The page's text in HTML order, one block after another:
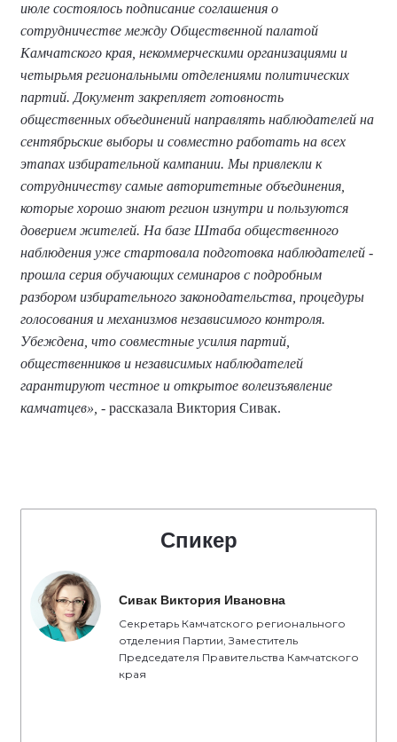
июле состоялось подписание соглашения о
сотрудничестве между Общественной палатой
Камчатского края, некоммерческими организациями и
четырьмя региональными отделениями политических
партий. Документ закрепляет готовность
общественных объединений направлять наблюдателей на
сентябрьские выборы и совместно работать на всех
этапах избирательной кампании. Мы привлекли к
сотрудничеству самые авторитетные объединения,
которые хорошо знают регион изнутри и пользуются
доверием жителей. На базе Штаба общественного
наблюдения уже стартовала подготовка наблюдателей -
прошла серия обучающих семинаров с подробным
разбором избирательного законодательства, процедуры
голосования и механизмов независимого контроля.
Убеждена, что совместные усилия партий,
общественников и независимых наблюдателей
гарантируют честное и открытое волеизъявление
камчатцев», - рассказала Виктория Сивак.
Спикер
Сивак Виктория Ивановна
Секретарь Камчатского регионального
отделения Партии, Заместитель
Председателя Правительства Камчатского
края